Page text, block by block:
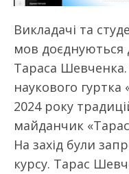
Викладачі та
мов доєднуються
Тараса Шевченка.
наукового
2024 року
майданчик
На захід були
курсу. Тарас